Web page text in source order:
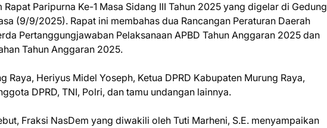
Paripurna Ke-1 Masa Sidang III Tahun 2025 yang digelar di Gedung
(9/9/2025). Rapat ini membahas dua Rancangan Peraturan Daerah
Pertanggungjawaban Pelaksanaan APBD Tahun Anggaran 2025 dan
Tahun Anggaran 2025.
Raya, Heriyus Midel Yoseph, Ketua DPRD Kabupaten Murung Raya,
DPRD, TNI, Polri, dan tamu undangan lainnya.
Fraksi NasDem yang diwakili oleh Tuti Marheni, S.E. menyampaikan